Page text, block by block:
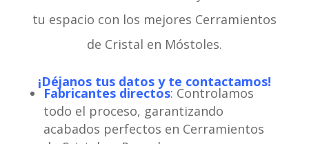
tu espacio con los mejores Cerramientos
de Cristal en Móstoles.
¡Déjanos tus datos y te contactamos!
Fabricantes directos: Controlamos
todo el proceso, garantizando
acabados perfectos en Cerramientos